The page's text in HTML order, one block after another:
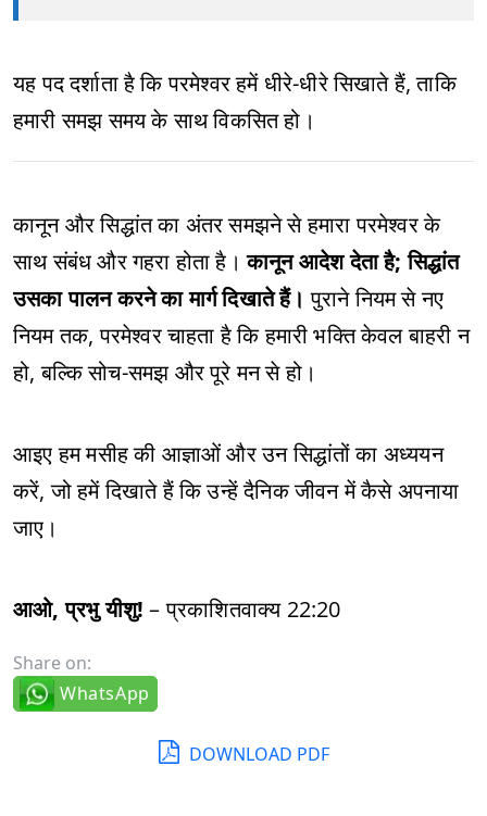
यह पद दर्शाता है कि परमेश्वर हमें धीरे-धीरे सिखाते हैं, ताकि
हमारी समझ समय के साथ विकसित हो।
कानून और सिद्धांत का अंतर समझने से हमारा परमेश्वर के
साथ संबंध और गहरा होता है।कानून आदेश देता है; सिद्धांत
उसका पालन करने का मार्ग दिखाते हैं। पुराने नियम से नए
नियम तक, परमेश्वर चाहता है कि हमारी भक्ति केवल बाहरी न
हो, बल्कि सोच-समझ और पूरे मन से हो।
आइए हम मसीह की आज्ञाओं और उन सिद्धांतों का अध्ययन
करें, जो हमें दिखाते हैं कि उन्हें दैनिक जीवन में कैसे अपनाया
जाए।
आओ, प्रभु यीशु! – प्रकाशितवाक्य 22:20
Share on:
WhatsApp
DOWNLOAD PDF